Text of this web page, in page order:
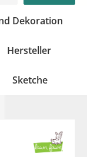
Dekoration
Hersteller
Sketche